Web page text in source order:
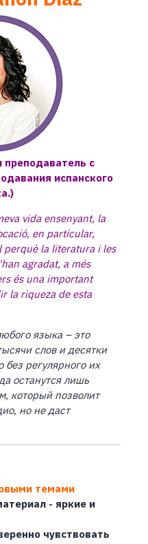
с
испанского
vida ensenyant, la
en particular,
perquè la literatura i les
agradat, a més
és una important
la riqueza de esta
языка – это
слов и десятки
регулярного их
останутся лишь
который позволит
но не даст
темами
- яркие и
чувствовать